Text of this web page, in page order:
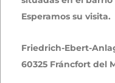
Esperamos su visita.
Friedrich-Ebert-
60325 Fráncfort del